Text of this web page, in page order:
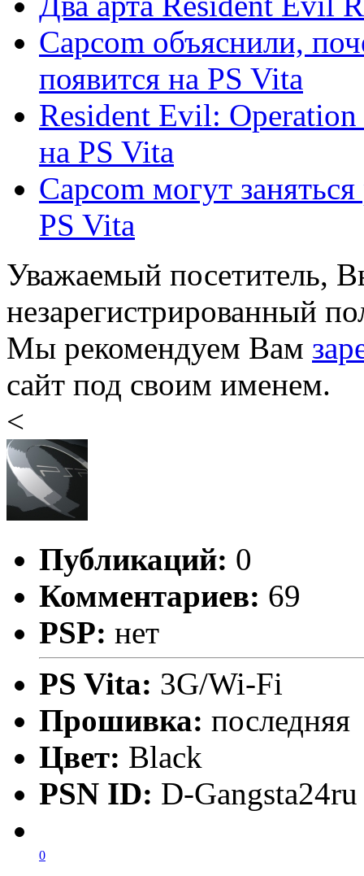
Capcom объяснили,
появится на PS Vita
Resident Evil:
на PS Vita
Capcom могут
PS Vita
Уважаемый посетитель,
незарегистрированный
Мы рекомендуем Вам
сайт под своим именем.
<
Публикаций: 0
Комментариев: 69
PSP: нет
PS Vita: 3G/Wi-Fi
Прошивка: последняя
Цвет: Black
PSN ID: D-Gangsta24ru
0